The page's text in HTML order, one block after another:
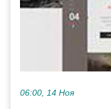
06:00, 14 Ноя